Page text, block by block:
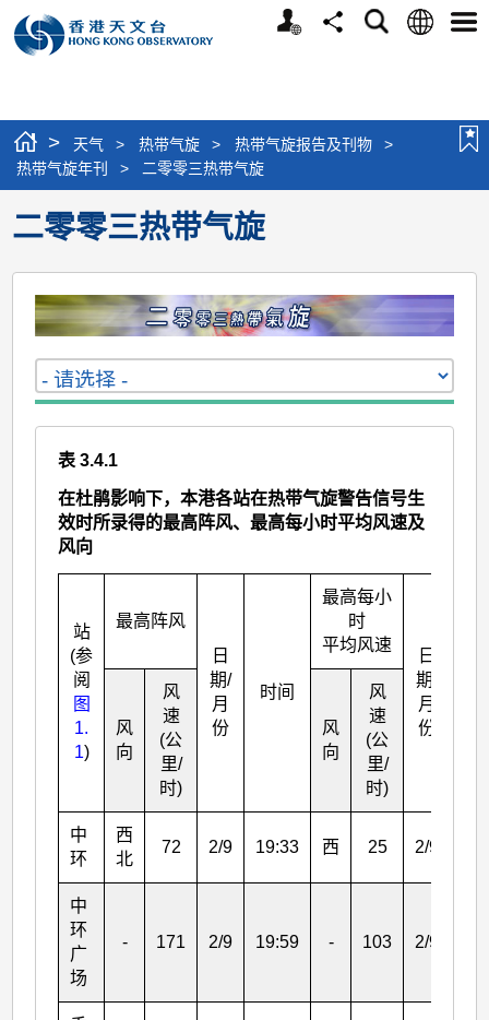
个
分
搜
语
选
> 天气 > 热带气旋 > 热带气旋报告及刊物
>
热带气旋年刊
> 二零零三热带气旋
二零零三热带气旋
表 3.4.1
在杜鹃影响下，本港各站在热带气旋警告信号生
效时所录得的最高阵风、最高每小时平均风速及
风向
站
(参
阅
图
1.
1)
最高阵风
日
期/
月
份
时间
最高每小
时
平均风速
日
期/
月
份
风
向
风
速
(公
里/
时)
风
向
风
速
(公
里/
时)
中
环
西
北
72 2/9 19:33 西 25 2/9
中
环
广
场
- 171 2/9 19:59 - 103 2/9